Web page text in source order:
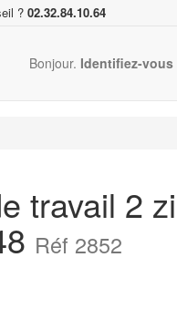
? 02.32.84.10.64
Bonjour. Identifiez-vous
travail 2
Réf 2852